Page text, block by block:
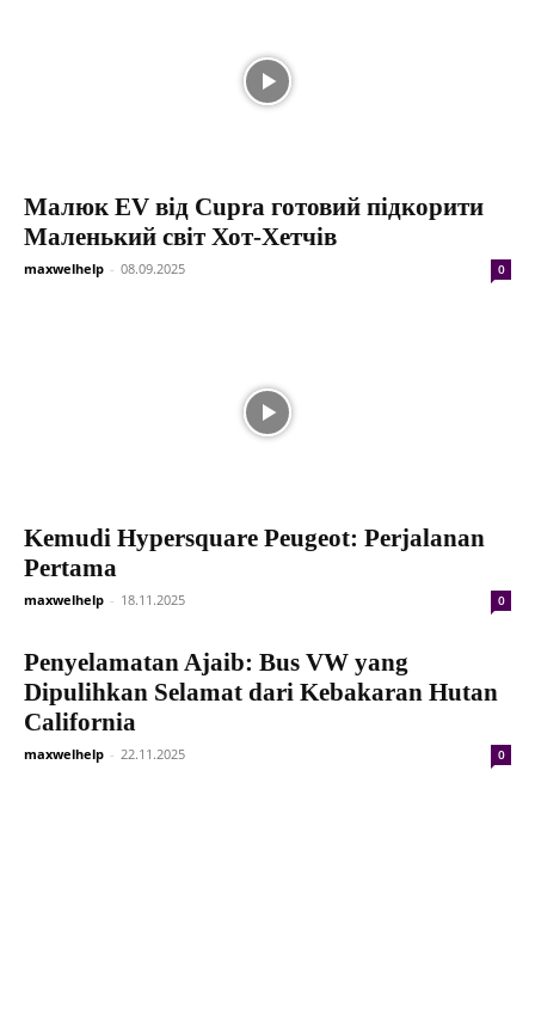
Малюк EV від Cupra готовий підкорити
Маленький світ Хот-Хетчів
maxwelhelp - 08.09.2025 0
Kemudi Hypersquare Peugeot: Perjalanan
Pertama
maxwelhelp - 18.11.2025 0
Penyelamatan Ajaib: Bus VW yang
Dipulihkan Selamat dari Kebakaran Hutan
California
maxwelhelp - 22.11.2025 0